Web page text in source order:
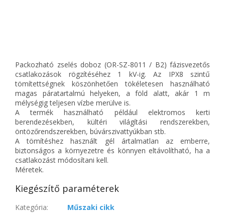
Packozható zselés doboz (OR-SZ-8011 / B2) fázisvezetős
csatlakozások rögzítéséhez 1 kV-ig. Az IPX8 szintű
tömítettségnek köszönhetően tökéletesen használható
magas páratartalmú helyeken, a föld alatt, akár 1 m
mélységig teljesen vízbe merülve is.
A termék használható például elektromos kerti
berendezésekben, kültéri világítási rendszerekben,
öntözőrendszerekben, búvárszivattyúkban stb.
A tömítéshez használt gél ártalmatlan az emberre,
biztonságos a környezetre és könnyen eltávolítható, ha a
csatlakozást módosítani kell.
Méretek.
Kiegészítő paraméterek
Kategória:
Műszaki cikk